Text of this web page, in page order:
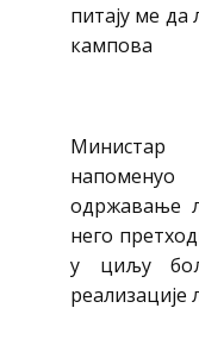
питају ме да
кампова
одржавање
него
у циљу
реализације